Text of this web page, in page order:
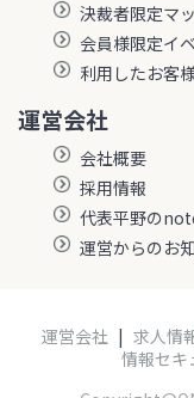
決裁者限定マ
会員様限定イ
利用したお客
運営会社
会社概要
採用情報
代表平野の
運営からのお
運営会社 | 求人情
情報セキ